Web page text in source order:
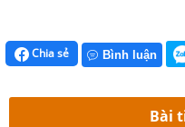
Chia sẻ Bình luận
Bài